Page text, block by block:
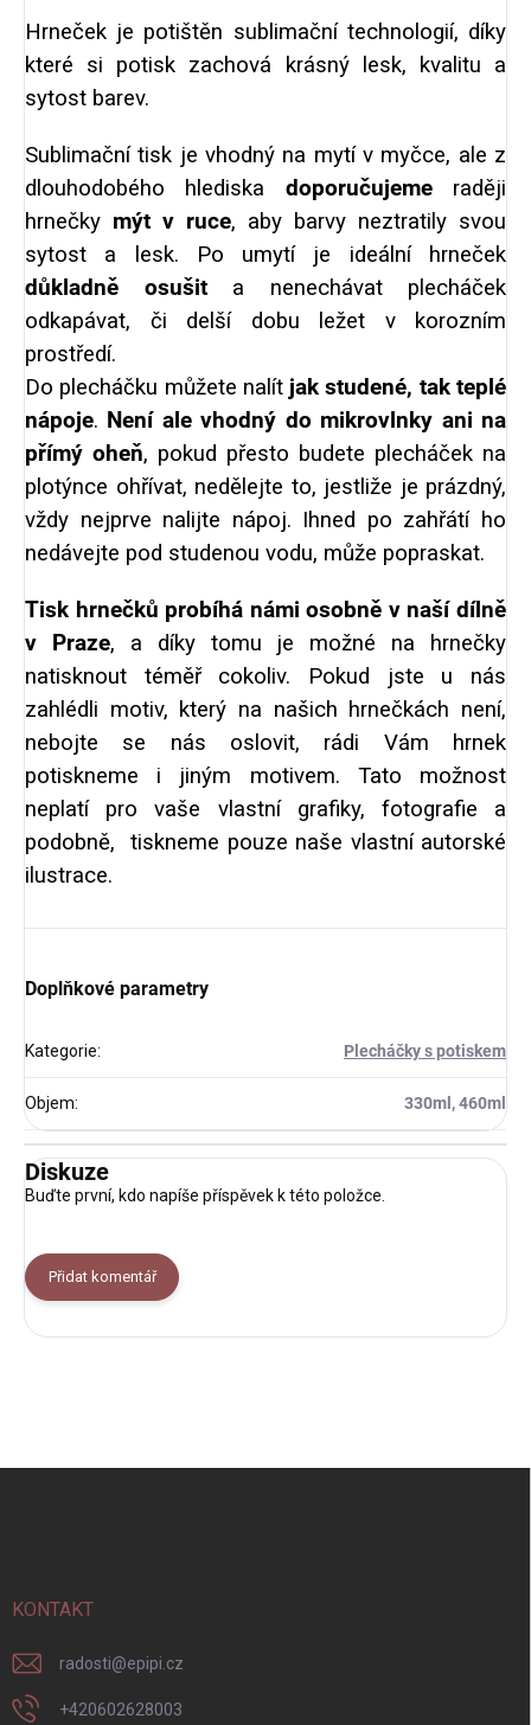
Hrneček je potištěn sublimační technologií, díky
které si potisk zachová krásný lesk, kvalitu a
sytost barev.
Sublimační tisk je vhodný na mytí v myčce, ale z
dlouhodobého hlediska doporučujemeraději
hrnečky mýt v ruce, aby barvy neztratily svou
sytost a lesk. Po umytí je ideální hrneček
důkladně osušita nenechávat plecháček
odkapávat, či delší dobu ležet v korozním
prostředí.
Do plecháčku můžete nalít jak studené, tak teplé
nápoje. Není ale vhodný do mikrovlnky ani na
přímý oheň, pokud přesto budete plecháček na
plotýnce ohřívat, nedělejte to, jestliže je prázdný,
vždy nejprve nalijte nápoj. Ihned po zahřátí ho
nedávejte pod studenou vodu, může popraskat.
Tisk hrnečků probíhá námi osobně v naší dílně
v Praze, a díky tomu je možné na hrnečky
natisknout téměř cokoliv. Pokud jste u nás
zahlédli motiv, který na našich hrnečkách není,
nebojte se nás oslovit, rádi Vám hrnek
potiskneme i jiným motivem. Tato možnost
neplatí pro vaše vlastní grafiky, fotografie a
podobně, tiskneme pouze naše vlastní autorské
ilustrace.
Doplňkové parametry
Kategorie: Plecháčky s potiskem
Objem: 330ml, 460ml
Diskuze
Buďte první, kdo napíše příspěvek k této položce.
Přidat komentář
KONTAKT
radosti@epipi.cz
+420602628003